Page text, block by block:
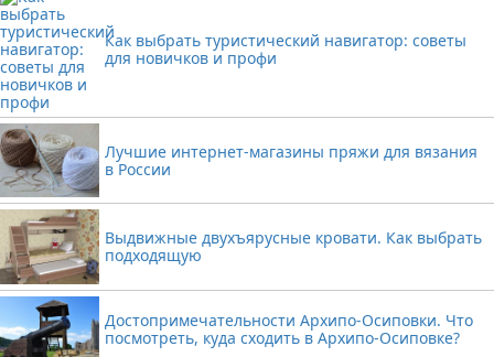
Как выбрать туристический навигатор: советы
для новичков и профи
Лучшие интернет-магазины пряжи для вязания
в России
Выдвижные двухъярусные кровати. Как выбрать
подходящую
Достопримечательности Архипо-Осиповки. Что
посмотреть, куда сходить в Архипо-Осиповке?